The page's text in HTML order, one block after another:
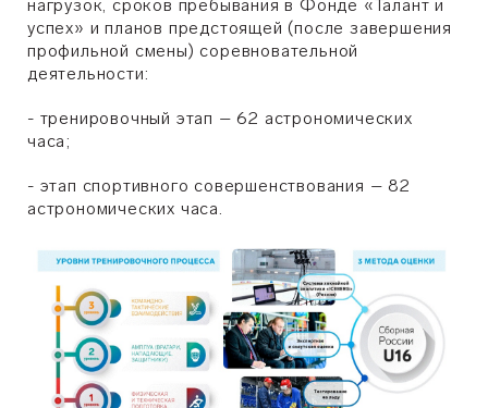
нагрузок, сроков пребывания в Фонде «Талант и
успех» и планов предстоящей (после завершения
профильной смены) соревновательной
деятельности:
- тренировочный этап – 62 астрономических
часа;
- этап спортивного совершенствования – 82
астрономических часа.